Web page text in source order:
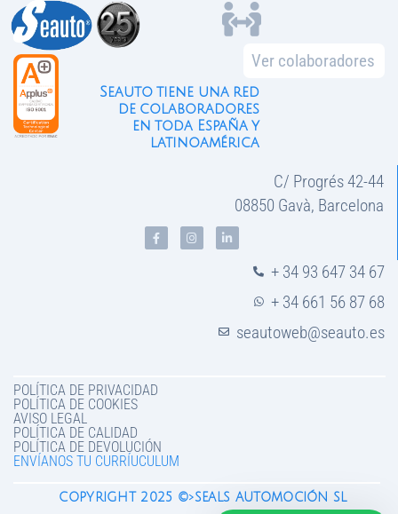
Ver colaboradores
Seauto tiene una red
de colaboradores
en toda España y
latinoamérica
POLÍTICA DE PRIVACIDAD
POLÍTICA DE COOKIES
AVISO LEGAL
POLÍTICA DE CALIDAD
POLÍTICA DE DEVOLUCIÓN
ENVÍANOS TU CURRÍUCULUM
C/ Progrés 42-44
08850 Gavà, Barcelona
+ 34 93 647 34 67
+ 34 661 56 87 68
seautoweb@seauto.es
COPYRIGHT 2025 ©>SEALS AUTOMOCIÓN SL